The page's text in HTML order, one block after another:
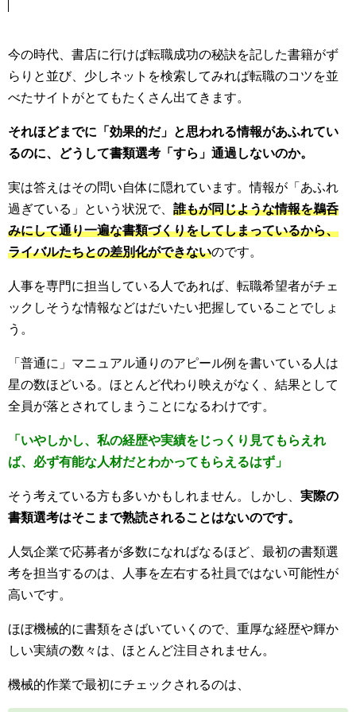
今の時代、書店に行けば転職成功の秘訣を記した書籍がず
らりと並び、少しネットを検索してみれば転職のコツを並
べたサイトがとてもたくさん出てきます。
それほどまでに「効果的だ」と思われる情報があふれてい
るのに、どうして書類選考「すら」通過しないのか。
実は答えはその問い自体に隠れています。情報が「あふれ
過ぎている」という状況で、 誰もが同じような情報を鵜呑
みにして通り一遍な書類づくりをしてしまっているから、
ライバルたちとの差別化ができないのです。
人事を専門に担当している人であれば、転職希望者がチェ
ックしそうな情報などはだいたい把握していることでしょ
う。
「普通に」マニュアル通りのアピール例を書いている人は
星の数ほどいる。ほとんど代わり映えがなく、結果として
全員が落とされてしまうことになるわけです。
「いやしかし、私の経歴や実績をじっくり見てもらえれ
ば、必ず有能な人材だとわかってもらえるはず」
そう考えている方も多いかもしれません。しかし、 実際の
書類選考はそこまで熟読されることはないのです。
人気企業で応募者が多数になればなるほど、最初の書類選
考を担当するのは、人事を左右する社員ではない可能性が
高いです。
ほぼ機械的に書類をさばいていくので、重厚な経歴や輝か
しい実績の数々は、ほとんど注目されません。
機械的作業で最初にチェックされるのは、